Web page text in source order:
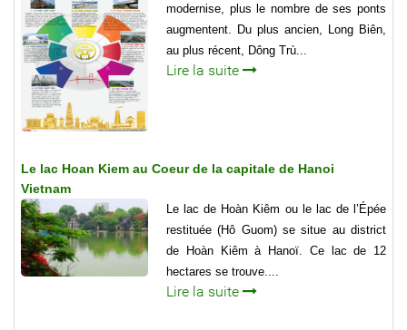
modernise, plus le nombre de ses ponts
augmentent. Du plus ancien, Long Biên,
au plus récent, Dông Trù...
Lire la suite
Le lac Hoan Kiem au Coeur de la capitale de Hanoi
Vietnam
Le lac de Hoàn Kiêm ou le lac de l’Épée
restituée (Hô Guom) se situe au district
de Hoàn Kiêm à Hanoï. Ce lac de 12
hectares se trouve....
Lire la suite